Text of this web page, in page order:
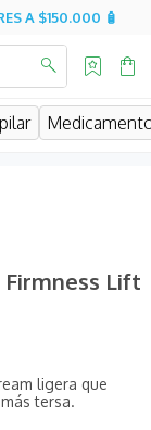
A $150.000 🧴
Lift
ligera que
tersa.